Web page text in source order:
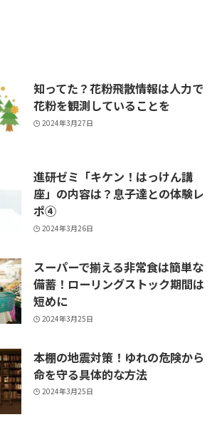
知ってた？花粉飛散情報は人力で
花粉を観測していることを
2024年3月27日
進研ゼミ「キケン！はっけん講
座」の内容は？息子達との体験レ
ポ④
2024年3月26日
スーパーで揃える非常食は簡単な
備蓄！ローリングストック期間は
短めに
2024年3月25日
本棚の地震対策！ゆれの危険から
命を守る具体的な方法
2024年3月25日